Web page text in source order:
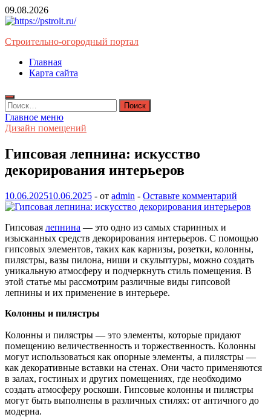
Перейти
к
09.08.2026
Строительно-огородный портал
Главная
Карта сайта
Найти:
Главное меню
Дизайн помещений
Гипсовая лепнина: искусство
декорирования интерьеров
10.06.202510.06.2025 - от admin - Оставьте комментарий
Гипсовая лепнина — это одно из самых старинных и
изысканных средств декорирования интерьеров. С помощью
гипсовых элементов, таких как карнизы, розетки, колонны,
пилястры, вазы пилона, ниши и скульптуры, можно создать
уникальную атмосферу и подчеркнуть стиль помещения. В
этой статье мы рассмотрим различные виды гипсовой
лепнины и их применение в интерьере.
Колонны и пилястры
Колонны и пилястры — это элементы, которые придают
помещению величественность и торжественность. Колонны
могут использоваться как опорные элементы, а пилястры —
как декоративные вставки на стенах. Они часто применяются
в залах, гостиных и других помещениях, где необходимо
создать атмосферу роскоши. Гипсовые колонны и пилястры
могут быть выполнены в различных стилях: от античного до
модерна.